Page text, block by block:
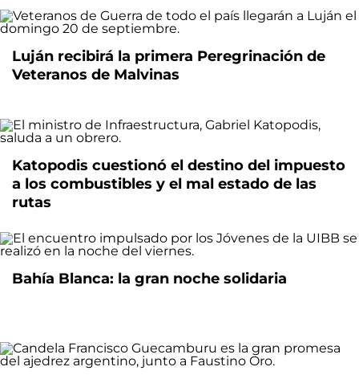
Luján recibirá la primera Peregrinación de
Veteranos de Malvinas
Katopodis cuestionó el destino del impuesto
a los combustibles y el mal estado de las
rutas
Bahía Blanca: la gran noche solidaria